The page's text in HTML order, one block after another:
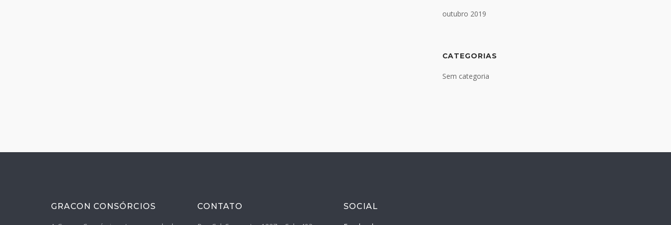
outubro 2019
CATEGORIAS
Sem categoria
GRACON CONSÓRCIOS CONTATO SOCIAL